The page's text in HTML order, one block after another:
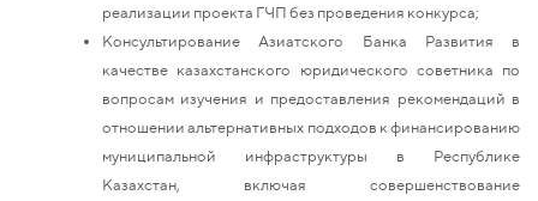
реализации проекта ГЧП без проведения конкурса;
Консультирование Азиатского Банка Развития в
качестве казахстанского юридического советника по
вопросам изучения и предоставления рекомендаций в
отношении альтернативных подходов к финансированию
муниципальной инфраструктуры в Республике
Казахстан, включая совершенствование